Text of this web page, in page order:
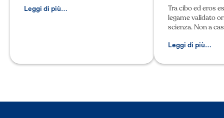
Leggi di più…
Tra cibo ed eros
legame validato
scienza. Non a
lume di candela,
Leggi di più…